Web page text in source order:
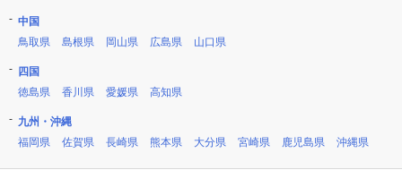
中国
鳥取県
島根県 岡山県 広島県 山口県
四国
徳島県
香川県 愛媛県 高知県
九州・沖縄
福岡県
佐賀県 長崎県 熊本県 大分県 宮崎県 鹿児島県 沖縄県